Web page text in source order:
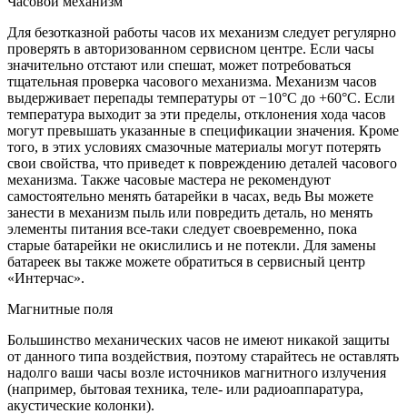
Для безотказной работы часов их механизм следует регулярно
проверять в авторизованном сервисном центре. Если часы
значительно отстают или спешат, может потребоваться
тщательная проверка часового механизма. Механизм часов
выдерживает перепады температуры от −10°C до +60°C. Если
температура выходит за эти пределы, отклонения хода часов
могут превышать указанные в спецификации значения. Кроме
того, в этих условиях смазочные материалы могут потерять
свои свойства, что приведет к повреждению деталей часового
механизма. Также часовые мастера не рекомендуют
самостоятельно менять батарейки в часах, ведь Вы можете
занести в механизм пыль или повредить деталь, но менять
элементы питания все-таки следует своевременно, пока
старые батарейки не окислились и не потекли. Для замены
батареек вы также можете обратиться в сервисный центр
«Интерчас».
Магнитные поля
Большинство механических часов не имеют никакой защиты
от данного типа воздействия, поэтому старайтесь не оставлять
надолго ваши часы возле источников магнитного излучения
(например, бытовая техника, теле- или радиоаппаратура,
акустические колонки).